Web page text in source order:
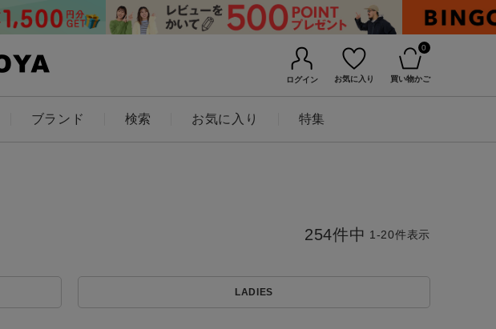
ログイン お気に入り
0
買い物かご
ブランド 検索 お気に入り 特集
LADIES
254件中 1-20件表示